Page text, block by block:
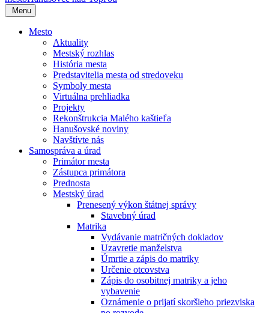
Menu
Mesto
Aktuality
Mestský rozhlas
História mesta
Predstavitelia mesta od stredoveku
Symboly mesta
Virtuálna prehliadka
Projekty
Rekonštrukcia Malého kaštieľa
Hanušovské noviny
Navštívte nás
Samospráva a úrad
Primátor mesta
Zástupca primátora
Prednosta
Mestský úrad
Prenesený výkon štátnej správy
Stavebný úrad
Matrika
Vydávanie matričných dokladov
Uzavretie manželstva
Úmrtie a zápis do matriky
Určenie otcovstva
Zápis do osobitnej matriky a jeho
vybavenie
Oznámenie o prijatí skoršieho priezviska